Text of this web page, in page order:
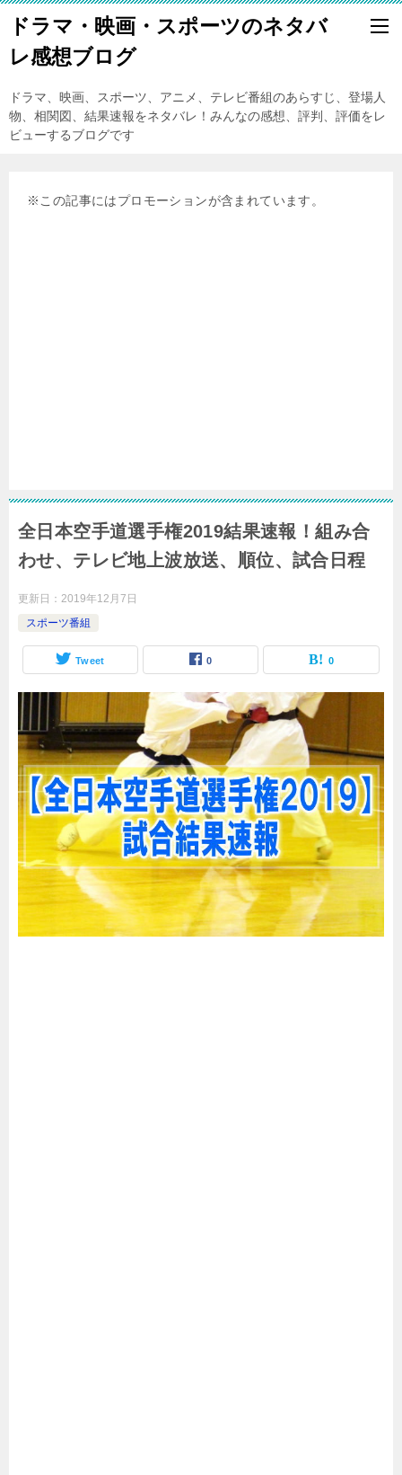
ドラマ・映画・スポーツのネタバ
レ感想ブログ
ドラマ、映画、スポーツ、アニメ、テレビ番組のあらすじ、登場人
物、相関図、結果速報をネタバレ！みんなの感想、評判、評価をレ
ビューするブログです
※この記事にはプロモーションが含まれています。
全日本空手道選手権2019結果速報！組み合
わせ、テレビ地上波放送、順位、試合日程
更新日： 2019年12月7日
スポーツ番組
Tweet 0 0